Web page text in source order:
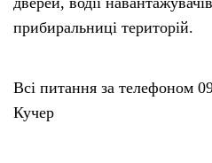
прибиральниці територій.
Всі питання за телефоном
Кучер